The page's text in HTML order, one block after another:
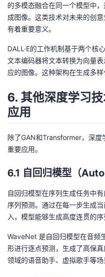
的多模态融合在同一个模型中
成图像。这类技术对未来的创
有着重要意义。
DALL·E的工作机制基于两个核
文本编码器将文本转换为向量
应的图像。这种架构在生成多
6. 其他深度学习
应用
除了GAN和Transformer，深度
重要应用。
6.1 自回归模型（
自回归模型在序列生成任务中
序列预测。通过在每一步生成
入，模型能够生成高度连贯的序
WaveNet 是自回归模型在音频
形进行逐点预测，生成了高保
领域的语音助手、虚拟歌手等场